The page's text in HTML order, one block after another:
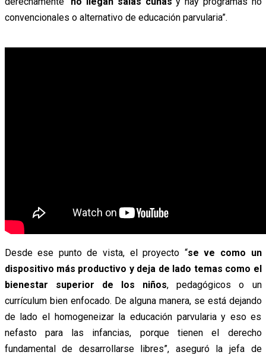
convencionales o alternativo de educación parvularia”.
Desde ese punto de vista, el proyecto “se ve como un
dispositivo más productivo y deja de lado temas como el
bienestar superior de los niños, pedagógicos o un
currículum bien enfocado. De alguna manera, se está dejando
de lado el homogeneizar la educación parvularia y eso es
nefasto para las infancias, porque tienen el derecho
fundamental de desarrollarse libres”, aseguró la jefa de